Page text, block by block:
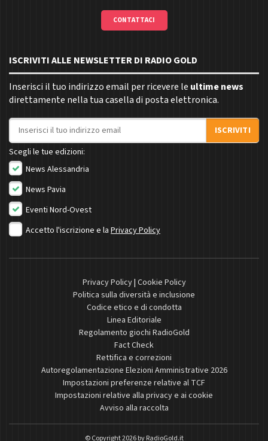
CONTATTACI
ISCRIVITI ALLE NEWSLETTER DI RADIO GOLD
Inserisci il tuo indirizzo email per ricevere le ultime news
direttamente nella tua casella di posta elettronica.
Indirizzo email
ISCRIVITI
Scegli le tue edizioni:
News Alessandria
News Pavia
Eventi Nord-Ovest
Accetto l'iscrizione e la Privacy Policy
Privacy Policy| Cookie Policy
Politica sulla diversità e inclusione
Codice etico e di condotta
Linea Editoriale
Regolamento giochi RadioGold
Fact Check
Rettifica e correzioni
Autoregolamentazione Elezioni Amministrative 2026
Impostazioni preferenze relative al TCF
Impostazioni relative alla privacy e ai cookie
Avviso alla raccolta
© Copyright 2026 byRadioGold.it